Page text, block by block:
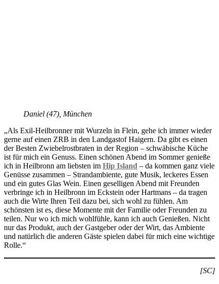
Daniel (47), München
„Als Exil-Heilbronner mit Wurzeln in Flein, gehe ich immer wieder
gerne auf einen ZRB in den Landgastof Haigern. Da gibt es einen
der Besten Zwiebelrostbraten in der Region – schwäbische Küche
ist für mich ein Genuss. Einen schönen Abend im Sommer genieße
ich in Heilbronn am liebsten im Hip Island – da kommen ganz viele
Genüsse zusammen – Strandambiente, gute Musik, leckeres Essen
und ein gutes Glas Wein. Einen geselligen Abend mit Freunden
verbringe ich in Heilbronn im Eckstein oder Hartmans – da tragen
auch die Wirte Ihren Teil dazu bei, sich wohl zu fühlen. Am
schönsten ist es, diese Momente mit der Familie oder Freunden zu
teilen. Nur wo ich mich wohlfühle, kann ich auch Genießen. Nicht
nur das Produkt, auch der Gastgeber oder der Wirt, das Ambiente
und natürlich die anderen Gäste spielen dabei für mich eine wichtige
Rolle.“
[SC]